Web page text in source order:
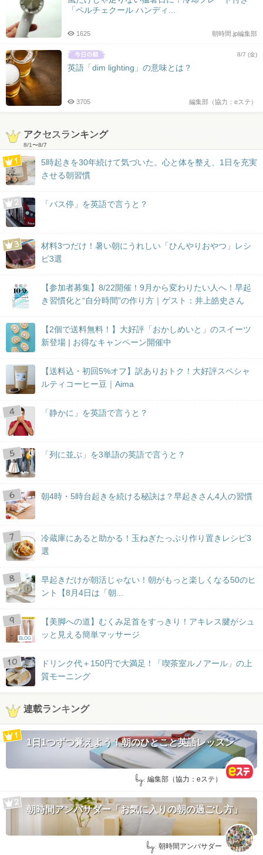
「ペルチェクール ハンディ...
朝時間.jp編集部
1625
8/7 (金)
英語「dim lighting」の意味とは？
編集部（協力：eステ）
3705
アクセスランキング
8/1〜8/7
5時起きを30年続けて気づいた。心と体を整え、1日を充実
させる朝習慣
「バス停」を英語で言うと？
材料3つだけ！暑い朝にうれしい「ひんやりおやつ」レシ
ピ3選
【参加者募集】8/22開催！9月から変わりたい人へ！早起
き習慣化と“自分時間”の作り方｜ゲスト：井上皓史さん
【2個で送料無料！】大好評「おかしめいと」のスイーツ
新登場 | お得なキャンペーン開催中
【送料込・初回5%オフ】訳ありおトク！大好評スペシャ
ルティコーヒー豆｜Aima
「静かに」を英語で言うと？
「列に並ぶ」を3単語の英語で言うと？
朝4時・5時台起きを続ける秘訣は？早起きさん4人の習慣
冷蔵庫にあると助かる！玉ねぎたっぷり作り置きレシピ3
選
早起きだけが朝活じゃない！朝がもっと楽しくなる50のヒ
ント【8月4日は「朝...
BLOG
【美脚への道】むくみ足首をすっきり！アキレス腱がシュ
ッと見える簡単マッサージ
ドリンク代＋150円で大満足！「喫茶室ルノアール」の上
質モーニング
連載ランキング
1日1つずつ覚えよう！朝のひとこと英語レッスン
by: 編集部（協力：eステ）
朝時間アンバサダー「お気に入りの朝の過ごし方」
by: 朝時間アンバサダー